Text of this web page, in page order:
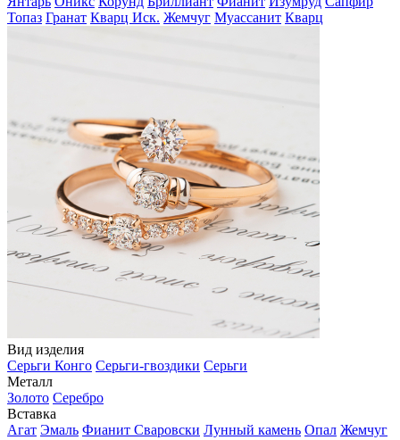
Топаз Гранат Кварц Иск. Жемчуг Муассанит Кварц
Вид изделия
Серьги Конго Серьги-гвоздики Серьги
Металл
Золото Серебро
Вставка
Агат Эмаль Фианит Сваровски Лунный камень Опал Жемчуг